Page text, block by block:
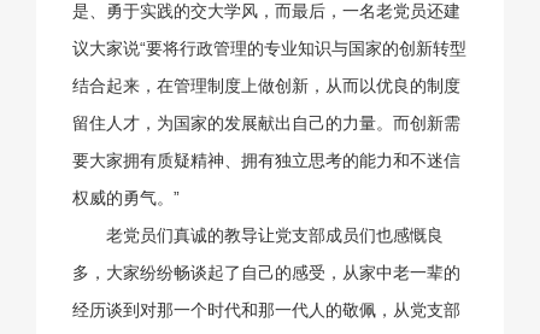
是、勇于实践的交大学风，而最后，一名老党员还建
议大家说“要将行政管理的专业知识与国家的创新转型
结合起来，在管理制度上做创新，从而以优良的制度
留住人才，为国家的发展献出自己的力量。而创新需
要大家拥有质疑精神、拥有独立思考的能力和不迷信
权威的勇气。”
老党员们真诚的教导让党支部成员们也感慨良
多，大家纷纷畅谈起了自己的感受，从家中老一辈的
经历谈到对那一个时代和那一代人的敬佩，从党支部